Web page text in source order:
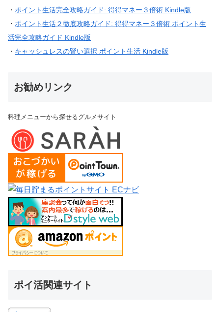
・ ポイント生活完全攻略ガイド: 得得マネー３倍術 Kindle版
・ ポイント生活２徹底攻略ガイド: 得得マネー３倍術 ポイント生
活完全攻略ガイド Kindle版
・ キャッシュレスの賢い選択 ポイント生活 Kindle版
お勧めリンク
料理メニューから探せるグルメサイト
ポイ活関連サイト